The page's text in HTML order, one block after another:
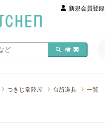
新規会員登録
つきじ常陸屋 台所道具 一覧